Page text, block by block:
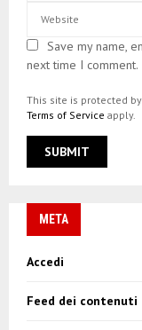
Save my name,
next time I comment.
This site is protected by
Terms of Service apply.
META
Accedi
Feed dei contenuti